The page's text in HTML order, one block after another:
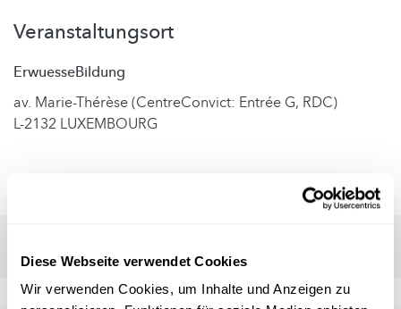
Diese Webseite verwendet Cookies
Wir verwenden Cookies, um Inhalte und Anzeigen zu
Veranstaltungsort
ErwuesseBildung
av. Marie-Thérèse (CentreConvict: Entrée G, RDC)
L-2132 LUXEMBOURG